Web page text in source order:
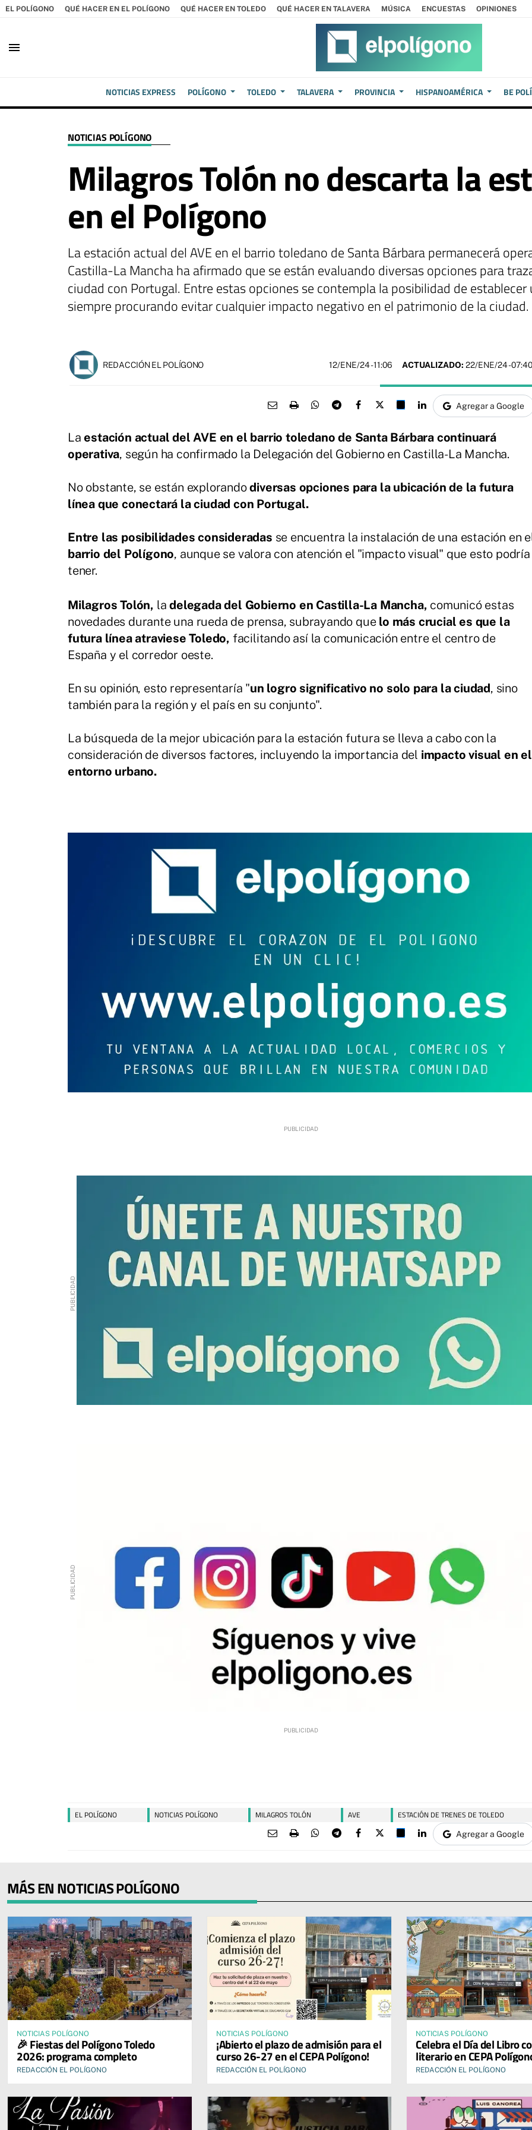
EL POLÍGONO QUÉ HACER EN EL POLÍGONO QUÉ HACER EN TOLEDO QUÉ HACER EN TALAVERA MÚSICA ENCUESTAS OPINIONES
menu
NOTICIAS EXPRESS POLÍGONO TOLEDO TALAVERA PROVINCIA HISPANOAMÉRICA BE
NOTICIAS POLÍGONO
Milagros Tolón no descarta la
en el Polígono
La estación actual del AVE en el barrio toledano de Santa Bárbara permanecerá
Castilla-La Mancha ha afirmado que se están evaluando diversas opciones para
ciudad con Portugal. Entre estas opciones se contempla la posibilidad de
siempre procurando evitar cualquier impacto negativo en el patrimonio de la ciudad.
REDACCIÓN EL POLÍGONO 12/ENE/24- 11:06 ACTUALIZADO: 22/ENE/24 - 07:40
Agregar a Google
Laestación actual del AVE en el barrio toledano de Santa Bárbara continuará
operativa, según ha confirmado la Delegación del Gobierno en Castilla-La Mancha.
No obstante, se están explorandodiversas opciones para la ubicación de la futura
línea que conectará la ciudad con Portugal.
Entre las posibilidades consideradas se encuentra la instalación de una estación en
barrio del Polígono, aunque se valora con atención el "impacto visual" que esto podría
tener.
Milagros Tolón, ladelegada del Gobierno en Castilla-La Mancha, comunicó estas
novedades durante una rueda de prensa, subrayando que lo más crucial es que la
futura línea atraviese Toledo, facilitando así la comunicación entre el centro de
España y el corredor oeste.
En su opinión, esto representaría "un logro significativo no solo para la ciudad, sino
también para la región y el país en su conjunto".
La búsqueda de la mejor ubicación para la estación futura se lleva a cabo con la
consideración de diversos factores, incluyendo la importancia del impacto visual en el
entorno urbano.
EL POLÍGONO NOTICIAS POLÍGONO MILAGROS TOLÓN AVE ESTACIÓN DE TRENES DE TOLEDO
Agregar a Google
MÁS EN NOTICIAS POLÍGONO
NOTICIAS POLÍGONO
🎉 Fiestas del Polígono Toledo
2026: programa completo
REDACCIÓN EL POLÍGONO
NOTICIAS POLÍGONO
¡Abierto el plazo de admisión para el
curso 26-27 en el CEPA Polígono!
REDACCIÓN EL POLÍGONO
NOTICIAS POLÍGONO
Celebra el Día del Libro
literario en CEPA
REDACCIÓN EL POLÍGONO